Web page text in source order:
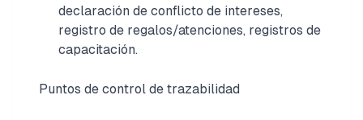
declaración de conflicto de intereses,
registro de regalos/atenciones, registros de
capacitación.
Puntos de control de trazabilidad